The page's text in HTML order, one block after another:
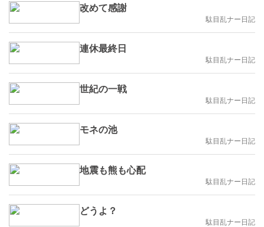
改めて感謝
駄目乱ナー日記
連休最終日
駄目乱ナー日記
世紀の一戦
駄目乱ナー日記
モネの池
駄目乱ナー日記
地震も熊も心配
駄目乱ナー日記
どうよ？
駄目乱ナー日記